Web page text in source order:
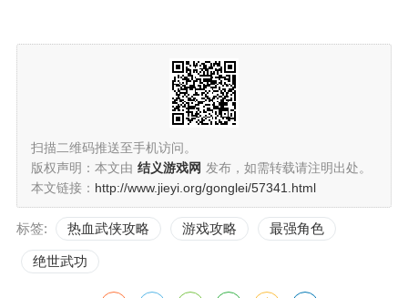
扫描二维码推送至手机访问。
版权声明：本文由 结义游戏网 发布，如需转载请注明出处。
本文链接： http://www.jieyi.org/gonglei/57341.html
标签: 热血武侠攻略 游戏攻略 最强角色
绝世武功